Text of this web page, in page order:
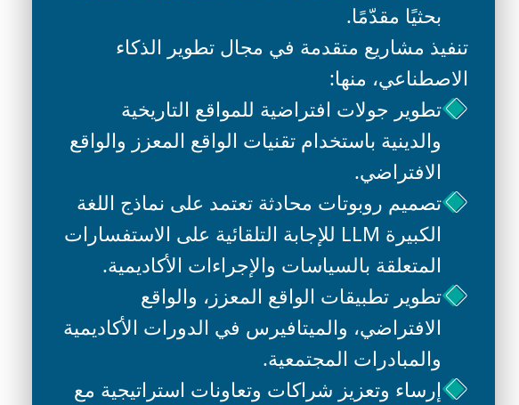
بحثيًا مقدّمًا.
تنفيذ مشاريع متقدمة في مجال تطوير الذكاء
الاصطناعي، منها: ​
تطوير جولات افتراضية للمواقع التاريخية
والدينية باستخدام تقنيات الواقع المعزز والواقع
الافتراضي. ​
تصميم روبوتات محادثة تعتمد على نماذج اللغة
الكبيرة LLM للإجابة التلقائية على الاستفسارات
المتعلقة بالسياسات والإجراءات الأكاديمية.
تطوير تطبيقات الواقع المعزز، والواقع
الافتراضي، والميتافيرس في الدورات الأكاديمية
والمبادرات المجتمعية. ​
إرساء وتعزيز شراكات وتعاونات استراتيجية مع